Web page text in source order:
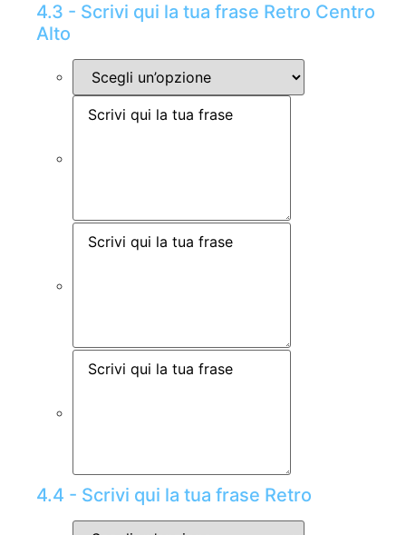
4.3 - Scrivi qui la tua frase Retro Centro
Alto
4.4 - Scrivi qui la tua frase Retro